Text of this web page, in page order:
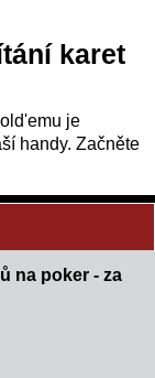
karet
je
handy. Začněte
na poker - za